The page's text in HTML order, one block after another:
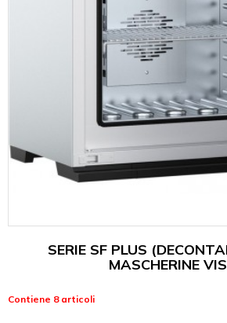
SERIE SF PLUS
MASCHERINE
Contiene 8 articoli